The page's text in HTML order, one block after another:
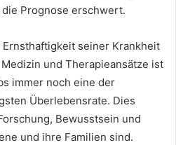
Prognose erschwert.
seiner Krankheit
und Therapieansätze ist
immer noch eine der
Überlebensrate. Dies
Bewusstsein und
und ihre Familien sind.